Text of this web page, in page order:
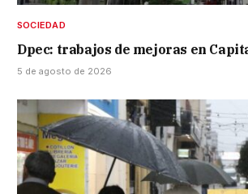
SOCIEDAD
Dpec: trabajos de mejoras en
5 de agosto de 2026